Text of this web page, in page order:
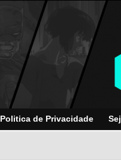
Politica de Privacidade